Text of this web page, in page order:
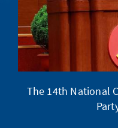
The 14th National